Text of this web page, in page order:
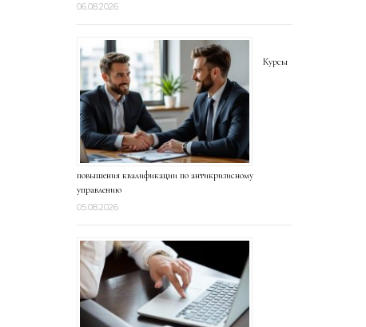
06.08.2026
Курсы
повышения квалификации по антикризисному
управлению
05.08.2026